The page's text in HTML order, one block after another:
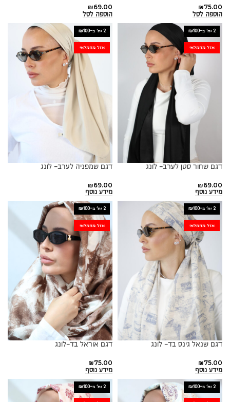
₪75.00
הוספה לסל
₪69.00
הוספה לסל
2 יח׳ ב-₪100
אזל מהמלאי
דגם שחור סטן לערב- לונג
₪69.00
מידע נוסף
2 יח׳ ב-₪100
אזל מהמלאי
דגם שמפניה לערב- לונג
₪69.00
מידע נוסף
2 יח׳ ב-₪100
אזל מהמלאי
דגם שנאל גינס בד- לונג
₪75.00
מידע נוסף
2 יח׳ ב-₪100
אזל מהמלאי
דגם אוראל בד-לונג
₪75.00
מידע נוסף
2 יח׳ ב-₪100 2 יח׳ ב-₪100